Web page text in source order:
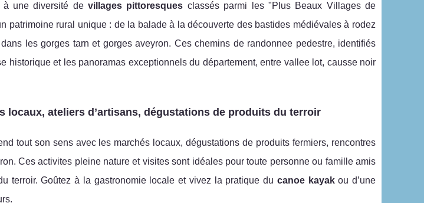
à une diversité de villages pittoresques classés parmi les "Plus Beaux Villages de
patrimoine rural unique : de la balade à la découverte des bastides médiévales à rodez
les gorges tarn et gorges aveyron. Ces chemins de randonnee pedestre, identifiés
historique et les panoramas exceptionnels du département, entre vallee lot, causse noir
locaux, ateliers d’artisans, dégustations de produits du terroir
tout son sens avec les marchés locaux, dégustations de produits fermiers, rencontres
Ces activites pleine nature et visites sont idéales pour toute personne ou famille amis
terroir. Goûtez à la gastronomie locale et vivez la pratique du canoe kayakou d’une